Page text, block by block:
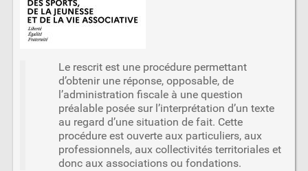
Le rescrit est une procédure permettant
d’obtenir une réponse, opposable, de
l’administration fiscale à une question
préalable posée sur l’interprétation d’un texte
au regard d’une situation de fait. Cette
procédure est ouverte aux particuliers, aux
professionnels, aux collectivités territoriales et
donc aux associations ou fondations.